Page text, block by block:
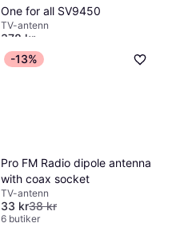
One for all SV9450
TV-antenn
378 kr
9+ butiker
-13%
Pro FM Radio dipole antenna
with coax socket
TV-antenn
33 kr38 kr
6 butiker